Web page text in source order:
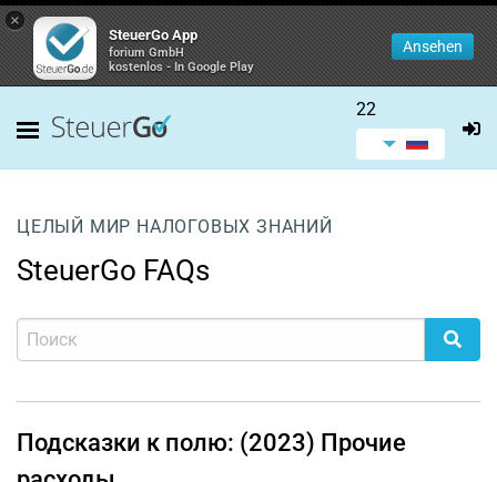
×
SteuerGo App
forium GmbH
kostenlos - In Google Play
Ansehen
22
ЦЕЛЫЙ МИР НАЛОГОВЫХ ЗНАНИЙ
SteuerGo FAQs
Подсказки к полю: (2023) Прочие